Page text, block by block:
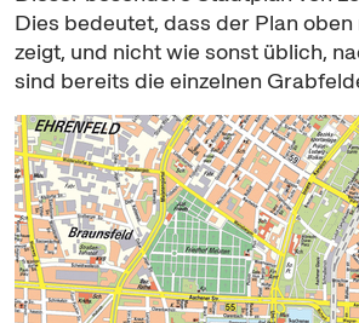
Dies bedeutet, dass der Plan oben
zeigt, und nicht wie sonst üblich,
sind bereits die einzelnen